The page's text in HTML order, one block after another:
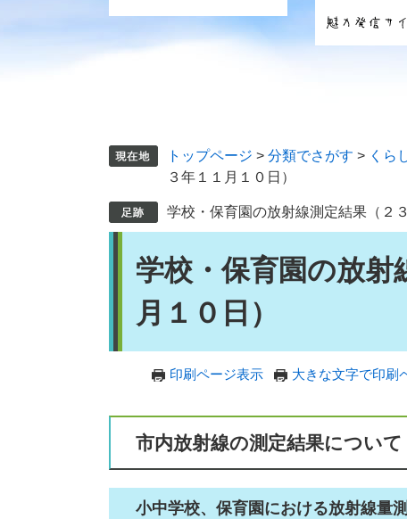
トップページ > 分類でさがす > くら
３年１１月１０日）
学校・保育園の放射線測定結果（２
学校・保育園の放射
月１０日）
印刷ページ表示 大きな文字で印刷
市内放射線の測定結果について
小中学校、保育園における放射線量